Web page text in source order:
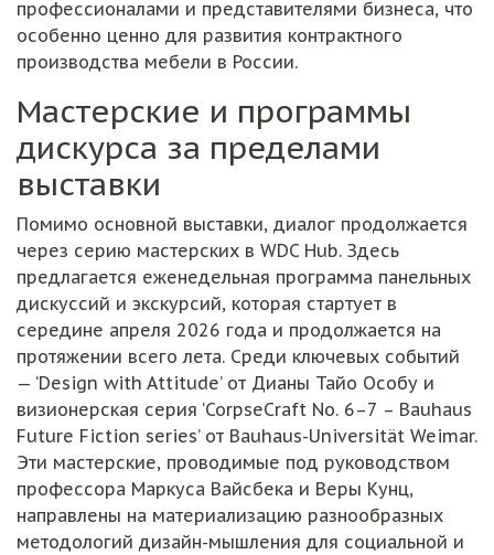
профессионалами и представителями бизнеса, что
особенно ценно для развития контрактного
производства мебели в России.
Мастерские и программы
дискурса за пределами
выставки
Помимо основной выставки, диалог продолжается
через серию мастерских в WDC Hub. Здесь
предлагается еженедельная программа панельных
дискуссий и экскурсий, которая стартует в
середине апреля 2026 года и продолжается на
протяжении всего лета. Среди ключевых событий
— ‘Design with Attitude’ от Дианы Тайо Особу и
визионерская серия ‘CorpseCraft No. 6–7 – Bauhaus
Future Fiction series’ от Bauhaus-Universität Weimar.
Эти мастерские, проводимые под руководством
профессора Маркуса Вайсбека и Веры Кунц,
направлены на материализацию разнообразных
методологий дизайн-мышления для социальной и